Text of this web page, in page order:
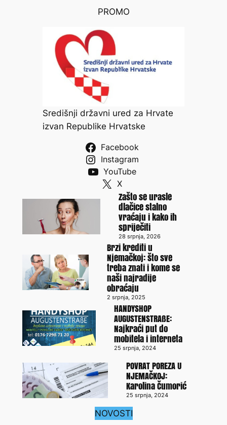
PROMO
Središnji državni ured za Hrvate
izvan Republike Hrvatske
Facebook
Instagram
YouTube
X
Zašto se urasle
dlačice stalno
vraćaju i kako ih
spriječiti
28 srpnja, 2026
Brzi krediti u
Njemačkoj: što sve
treba znati i kome se
naši najradije
obraćaju
2 srpnja, 2025
HANDYSHOP
AUGUSTENSTRAßE:
Najkraći put do
mobitela i interneta
25 srpnja, 2024
POVRAT POREZA U
NJEMAČKOJ:
Karolina Čumorić
25 srpnja, 2024
NOVOSTI